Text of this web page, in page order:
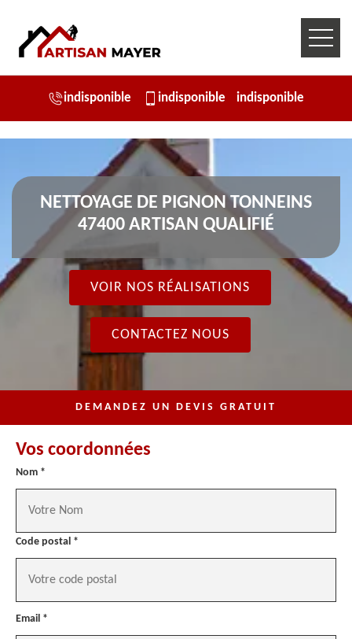
indisponible indisponible indisponible
NETTOYAGE DE PIGNON TONNEINS
47400 ARTISAN QUALIFIÉ
VOIR NOS RÉALISATIONS
CONTACTEZ NOUS
DEMANDEZ UN DEVIS GRATUIT
Vos coordonnées
Nom *
Code postal *
Email *